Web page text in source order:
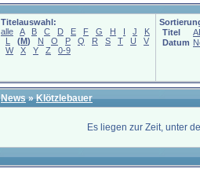
Titelauswahl:
alle
A B C D E F G H I J
K
L
(M) N O P Q R S T U
V
W
X Y Z 0-9
Titel
Datum
News»Klötzlebauer
Es liegen zur Zeit, unter